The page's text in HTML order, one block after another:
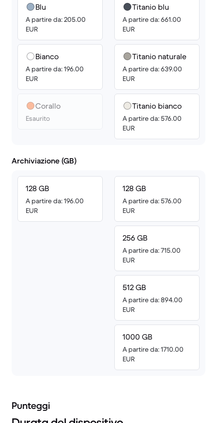
Blu
A partire da: 205.00
EUR
Bianco
A partire da: 196.00
EUR
Corallo
Esaurito
Titanio blu
A partire da: 661.00
EUR
Titanio naturale
A partire da: 639.00
EUR
Titanio bianco
A partire da: 576.00
EUR
Archiviazione (GB)
128 GB
A partire da: 196.00
EUR
128 GB
A partire da: 576.00
EUR
256 GB
A partire da: 715.00
EUR
512 GB
A partire da: 894.00
EUR
1000 GB
A partire da: 1710.00
EUR
Punteggi